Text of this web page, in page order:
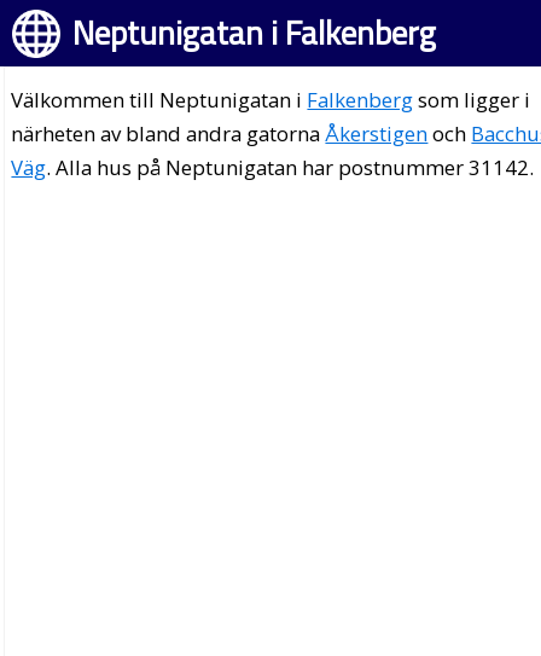
Neptunigatan i Falkenberg
Välkommen till Neptunigatan i Falkenbergsom ligger i
närheten av bland andra gatornaÅkerstigenoch
Väg. Alla hus på Neptunigatan har postnummer 31142.